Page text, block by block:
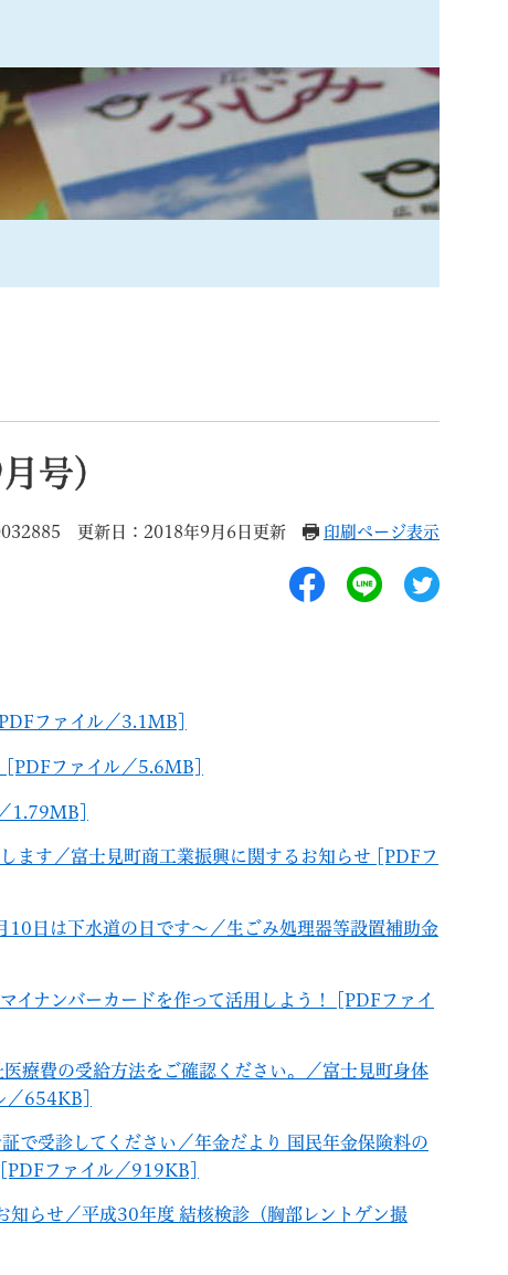
号）
更新日：2018年9月6日更新 印刷ページ表示
ファイル／3.1MB]
[PDFファイル／5.6MB]
1.79MB]
ます／富士見町商工業振興に関するお知らせ [PDFフ
日は下水道の日です～／生ごみ処理器等設置補助金
イナンバーカードを作って活用しよう！ [PDFファイ
療費の受給方法をご確認ください。／富士見町身体
／654KB]
で受診してください／年金だより 国民年金保険料の
ファイル／919KB]
らせ／平成30年度 結核検診（胸部レントゲン撮